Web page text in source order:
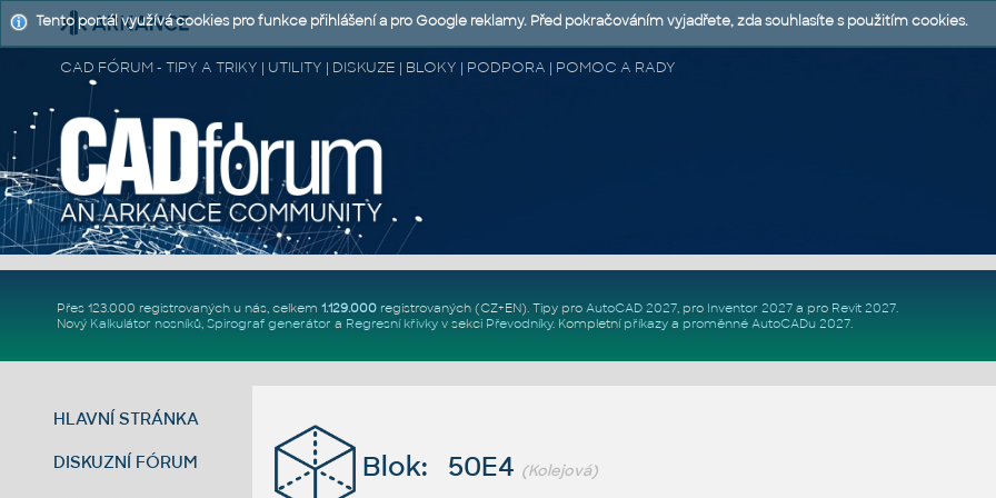
CAD FÓRUM - TIPY A TRIKY | UTILITY | DISKUZE | BLOKY | PODPORA | POMOC A RADY
Přes 123.000 registrovaných u nás, celkem 1.129.000registrovaných (CZ+EN). Tipy pro AutoCAD 2027, pro Inventor 2027a pro Revit 2027.
Nový Kalkulátor nosníků, Spirograf generátor a Regresní křivkyv sekci Převodníky. Kompletní příkazya proměnné AutoCADu 2027.
HLAVNÍ STRÁNKA
DISKUZNÍ FÓRUM Blok: 50E4 (Kolejová)
Tento portál využívá cookies pro funkce přihlášení a pro Google reklamy. Před pokračováním vyjadřete, zda souhlasíte s použitím cookies.